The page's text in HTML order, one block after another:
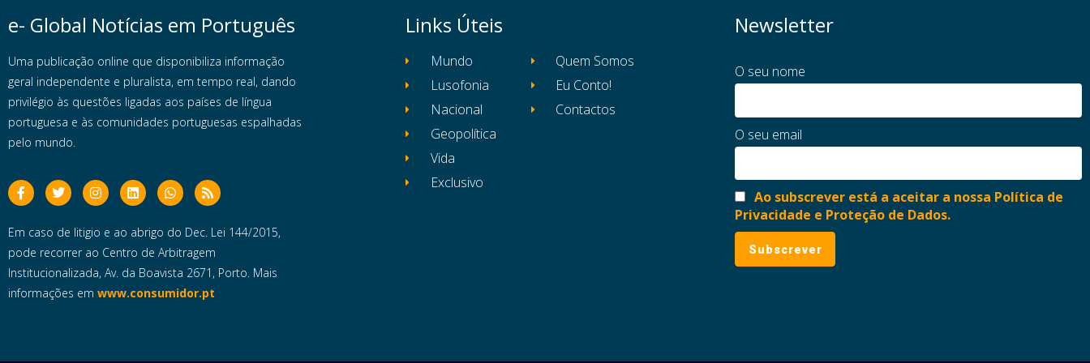
e- Global Notícias em Português
Uma publicação online que disponibiliza informação
geral independente e pluralista, em tempo real, dando
privilégio às questões ligadas aos países de língua
portuguesa e às comunidades portuguesas espalhadas
pelo mundo.
Em caso de litigio e ao abrigo do Dec. Lei 144/2015,
pode recorrer ao Centro de Arbitragem
Institucionalizada, Av. da Boavista 2671, Porto. Mais
informações em www.consumidor.pt
Links Úteis
Mundo
Lusofonia
Nacional
Geopolítica
Vida
Exclusivo
Quem Somos
Eu Conto!
Contactos
Newsletter
O seu nome
O seu email
Ao subscrever está a aceitar a nossa Política de
Privacidade e Proteção de Dados.